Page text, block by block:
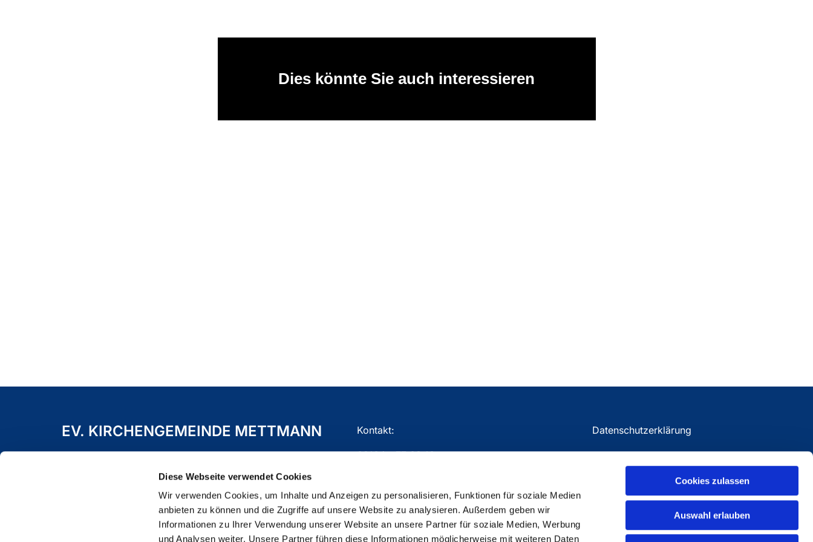
Diese Webseite verwendet Cookies
Wir verwenden Cookies, um Inhalte und Anzeigen zu personalisieren, Funktionen für soziale Medien
anbieten zu können und die Zugriffe auf unsere Website zu analysieren. Außerdem geben wir
Informationen zu Ihrer Verwendung unserer Website an unsere Partner für soziale Medien, Werbung
und Analysen weiter. Unsere Partner führen diese Informationen möglicherweise mit weiteren Daten
Cookies zulassen
Auswahl erlauben
Dies könnte Sie auch interessieren
EV. KIRCHENGEMEINDE METTMANN Kontakt:
02104 - 77 03 10
Datenschutzerklärung
Impressum